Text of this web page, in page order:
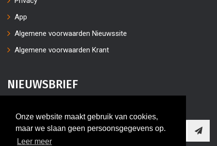
Onze website maakt gebruik van cookies,
maar we slaan geen persoonsgegevens op.
Leer meer
App
Algemene voorwaarden Nieuwssite
Algemene voorwaarden Krant
NIEUWSBRIEF